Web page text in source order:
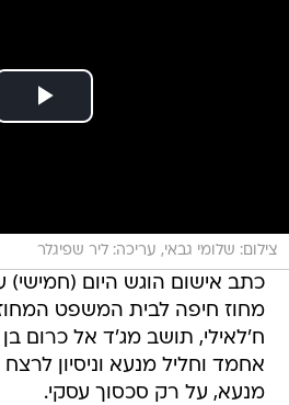
צילום: שלומי גבאי, עריכה: ליר שפיגלר
כתב אישום הוגש היום (חמישי)
מחוז חיפה לבית המשפט
ח'לאילי, תושב מג'ד אל כרום בן 32, בגין
אחמד וחליל מנעא וניסיון
מנעא, על רק סכסוך עסקי.